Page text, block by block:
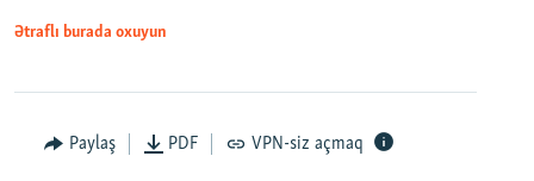
Ətraflı burada oxuyun
Paylaş PDF VPN-siz açmaq